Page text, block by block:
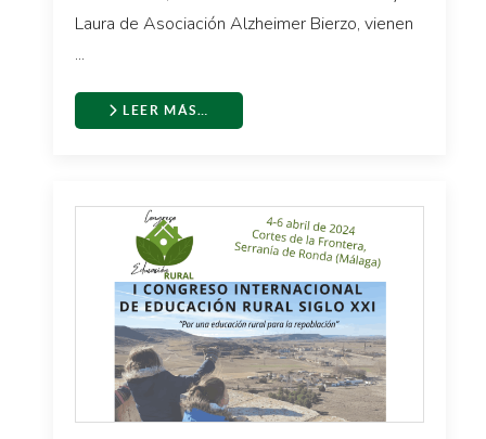
Laura de Asociación Alzheimer Bierzo, vienen
...
LEER MÁS…